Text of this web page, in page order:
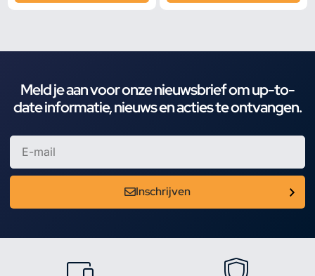
Meld je aan voor onze nieuwsbrief om up-to-
date informatie, nieuws en acties te ontvangen.
Inschrijven